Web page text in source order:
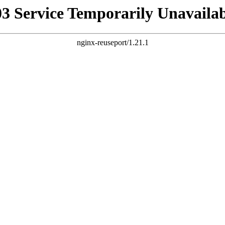
Service Temporarily
nginx-reuseport/1.21.1